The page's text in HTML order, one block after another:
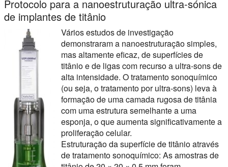
Protocolo para a nanoestruturação ultra-sónica
de implantes de titânio
Vários estudos de investigação
demonstraram a nanoestruturação simples,
mas altamente eficaz, de superfícies de
titânio e de ligas com recurso a ultra-sons de
alta intensidade. O tratamento sonoquímico
(ou seja, o tratamento por ultra-sons) leva à
formação de uma camada rugosa de titânia
com uma estrutura semelhante a uma
esponja, o que aumenta significativamente a
proliferação celular.
Estruturação da superfície de titânio através
de tratamento sonoquímico: As amostras de